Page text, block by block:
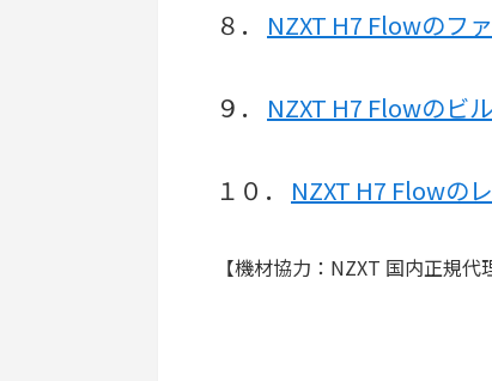
８．
NZXT H7 Flowのフ
９． NZXT H7 Flowのビ
１０． NZXT H7 Flowの
【機材協力：NZXT 国内正規代